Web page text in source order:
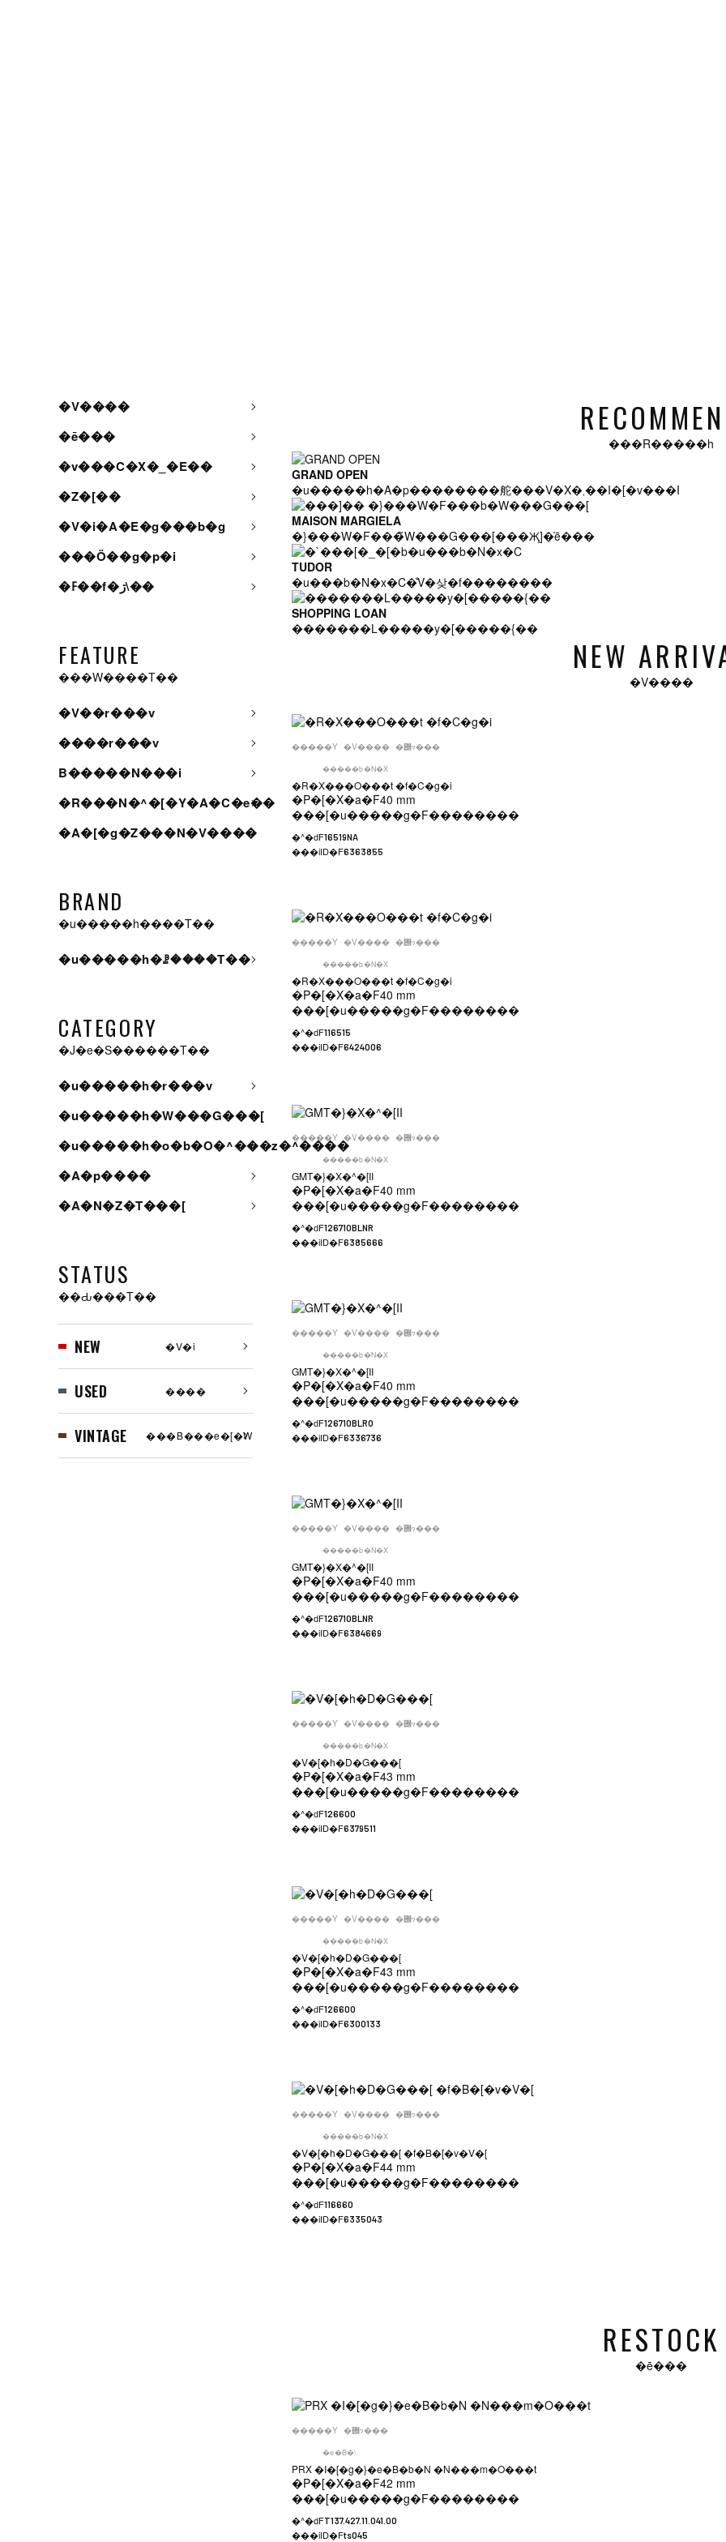
���R�����h
GRAND OPEN
�u�����h�A�p��������舵���V�X�܂��I�[�v���I
MAISON MARGIELA
�}���W�F���̃W���G���[���Җ]�̍ē���
TUDOR
�u���b�N�x�C�̐V�샂�f��������
SHOPPING LOAN
�������L�����y�[�����{��
NEW
�V����
�����Y �V���� �݌ɂ���
�����b�N�X
�R�X���O���t �f�C�g�i
�P�[�X�a�F40 mm
���[�u�����g�F��������
�^�ԁF16519NA
���iID�F6363855
�����Y �V���� �݌ɂ���
�����b�N�X
�R�X���O���t �f�C�g�i
�P�[�X�a�F40 mm
���[�u�����g�F��������
�^�ԁF116515
���iID�F6424006
�����Y �V���� �݌ɂ���
�����b�N�X
GMT�}�X�^�[II
�P�[�X�a�F40 mm
���[�u�����g�F��������
�^�ԁF126710BLNR
���iID�F6385666
�����Y �V���� �݌ɂ���
�����b�N�X
GMT�}�X�^�[II
�P�[�X�a�F40 mm
���[�u�����g�F��������
�^�ԁF126710BLRO
���iID�F6336736
�����Y �V���� �݌ɂ���
�����b�N�X
GMT�}�X�^�[II
�P�[�X�a�F40 mm
���[�u�����g�F��������
�^�ԁF126710BLNR
���iID�F6384669
�����Y �V���� �݌ɂ���
�����b�N�X
�V�[�h�D�G���[
�P�[�X�a�F43 mm
���[�u�����g�F��������
�^�ԁF126600
���iID�F6379511
�����Y �V���� �݌ɂ���
�����b�N�X
�V�[�h�D�G���[
�P�[�X�a�F43 mm
���[�u�����g�F��������
�^�ԁF126600
���iID�F6300133
�����Y �V���� �݌ɂ���
�����b�N�X
�V�[�h�D�G���[ �f�B�[�v�V�[
�P�[�X�a�F44 mm
���[�u�����g�F��������
�^�ԁF116660
���iID�F6335043
RESTOCK
�ē���
�����Y �݌ɂ���
�e�B�\
PRX �I�[�g�}�e�B�b�N �N���m�O���t
�P�[�X�a�F42 mm
���[�u�����g�F��������
�^�ԁFT137.427.11.041.00
���iID�Fts045
�V����
�ē���
�v���C�X�_�E��
�Z�[��
�V�i�A�E�g���b�g
���Ö��g�p�i
�ߓ��f�ڗ\��
FEATURE
���W����T��
�V��r���v
����r���v
B�����N���i
�R���N�^�[�Y�A�C�e��
�A�[�g�Z���N�V����
BRAND
�u�����h����T��
�u�����h�ꗗ����T��
CATEGORY
�J�e�S������T��
�u�����h�r���v
�u�����h�W���G���[
�u�����h�o�b�O�^���z�^����
�A�p����
�A�N�Z�T���[
STATUS
��Ԃ���T��
NEW �V�i
USED ����
VINTAGE ���B���e�[�W